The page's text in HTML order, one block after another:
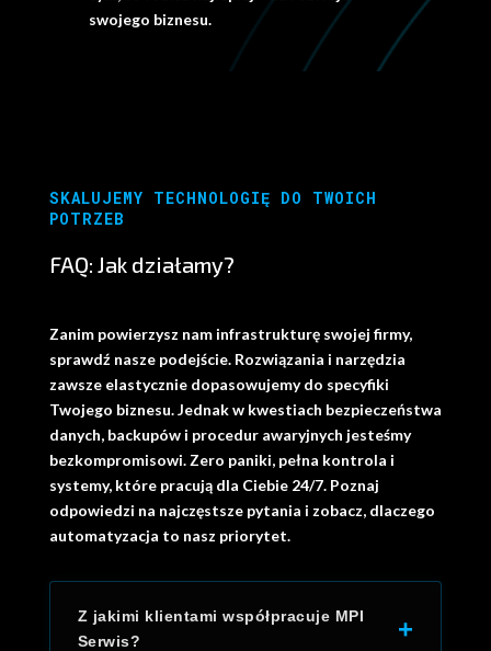
swojego biznesu.
SKALUJEMY TECHNOLOGIĘ DO TWOICH
POTRZEB
FAQ: Jak działamy?
Zanim powierzysz nam infrastrukturę swojej firmy,
sprawdź nasze podejście. Rozwiązania i narzędzia
zawsze elastycznie dopasowujemy do specyfiki
Twojego biznesu. Jednak w kwestiach bezpieczeństwa
danych, backupów i procedur awaryjnych jesteśmy
bezkompromisowi. Zero paniki, pełna kontrola i
systemy, które pracują dla Ciebie 24/7. Poznaj
odpowiedzi na najczęstsze pytania i zobacz, dlaczego
automatyzacja to nasz priorytet.
Z jakimi klientami współpracuje MPI
Serwis?
+